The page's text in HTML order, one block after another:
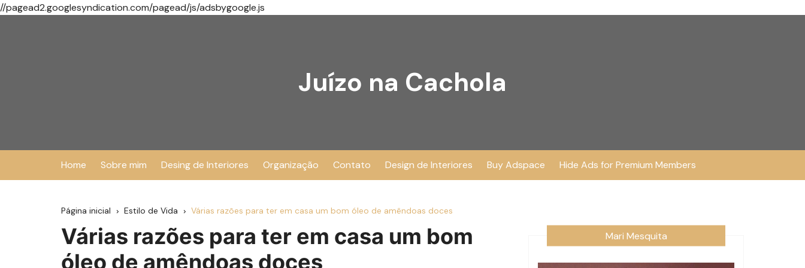
//pagead2.googlesyndication.com/pagead/js/adsbygoogle.js
Juízo na Cachola
Home Sobre mim Desing de Interiores Organização Contato Design de Interiores Buy Adspace Hide Ads for Premium Members
Página inicial Estilo de Vida Várias razões para ter em casa um bom óleo de amêndoas doces
Várias razões para ter em casa um bom
óleo de amêndoas doces
Mari Mesquita